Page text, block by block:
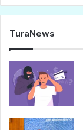
TuraNews